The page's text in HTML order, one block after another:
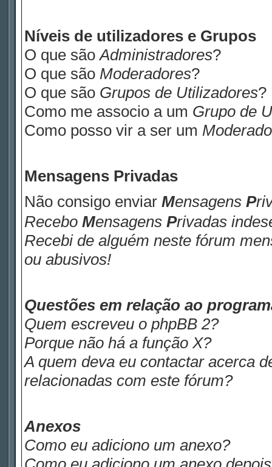
Níveis de utilizadores e Grupos
O que sãoAdministradores?
O que são Moderadores?
O que são Grupos de Utilizadores?
Como me associo a um Grupo de
Como posso vir a ser um
Mensagens Privadas
Não consigo enviar Mensagens P
Recebo Mensagens Privadas
Recebi de alguém neste fórum
ou abusivos!
Questões em relação ao
Quem escreveu o phpBB 2?
Porque não há a função X?
A quem deva eu contactar acerca
relacionadas com este fórum?
Anexos
Como eu adiciono um anexo?